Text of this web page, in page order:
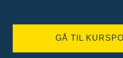
GÅ TIL